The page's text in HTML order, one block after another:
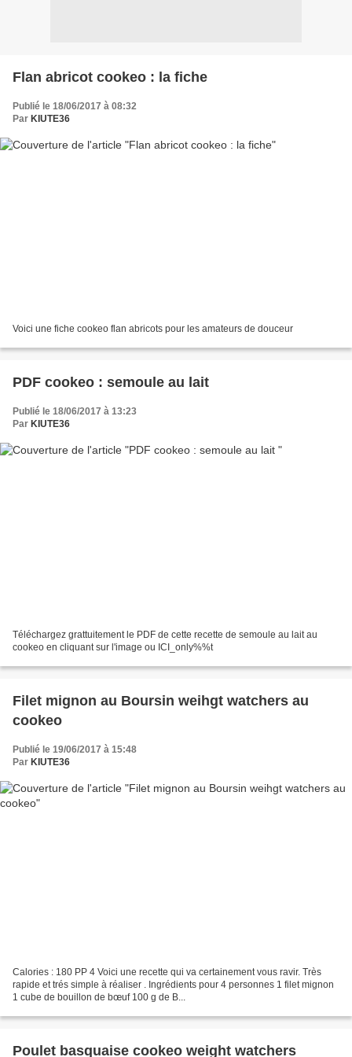
Flan abricot cookeo : la fiche
Publié le 18/06/2017 à 08:32
Par KIUTE36
Voici une fiche cookeo flan abricots pour les amateurs de douceur
PDF cookeo : semoule au lait
Publié le 18/06/2017 à 13:23
Par KIUTE36
Téléchargez grattuitement le PDF de cette recette de semoule au lait au
cookeo en cliquant sur l'image ou ICI_only%%t
Filet mignon au Boursin weihgt watchers au
cookeo
Publié le 19/06/2017 à 15:48
Par KIUTE36
Calories : 180 PP 4 Voici une recette qui va certainement vous ravir. Très
rapide et trés simple à réaliser . Ingrédients pour 4 personnes 1 filet mignon
1 cube de bouillon de bœuf 100 g de B...
Poulet basquaise cookeo weight watchers